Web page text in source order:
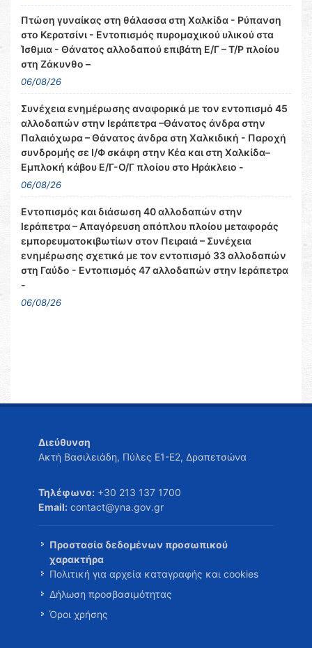
Πτώση γυναίκας στη θάλασσα στη Χαλκίδα - Ρύπανση
στο Κερατσίνι - Εντοπισμός πυρομαχικού υλικού στα
Ίσθμια - Θάνατος αλλοδαπού επιβάτη Ε/Γ – Τ/Ρ πλοίου
στη Ζάκυνθο –
06/08/26
Συνέχεια ενημέρωσης αναφορικά με τον εντοπισμό 45
αλλοδαπών στην Ιεράπετρα –Θάνατος άνδρα στην
Παλαιόχωρα – Θάνατος άνδρα στη Χαλκιδική - Παροχή
συνδρομής σε Ι/Φ σκάφη στην Κέα και στη Χαλκίδα–
Εμπλοκή κάβου Ε/Γ-Ο/Γ πλοίου στο Ηράκλειο -
06/08/26
Εντοπισμός και διάσωση 40 αλλοδαπών στην
Ιεράπετρα – Απαγόρευση απόπλου πλοίου μεταφοράς
εμπορευματοκιβωτίων στον Πειραιά – Συνέχεια
ενημέρωσης σχετικά με τον εντοπισμό 33 αλλοδαπών
στη Γαύδο - Εντοπισμός 47 αλλοδαπών στην Ιεράπετρα
-
06/08/26
Διεύθυνση
Ακτή Βασιλειάδη, Πύλες Ε1-Ε2, Δραπετσώνα
Τηλέφωνο: +30 213 137 1700
Email: contact@yna.gov.gr
Προστασία δεδομένων προσωπικού
χαρακτήρα
Πολιτική για αρχεία καταγραφής και cookies
Δήλωση προσβασιμότητας
Όροι χρήσης